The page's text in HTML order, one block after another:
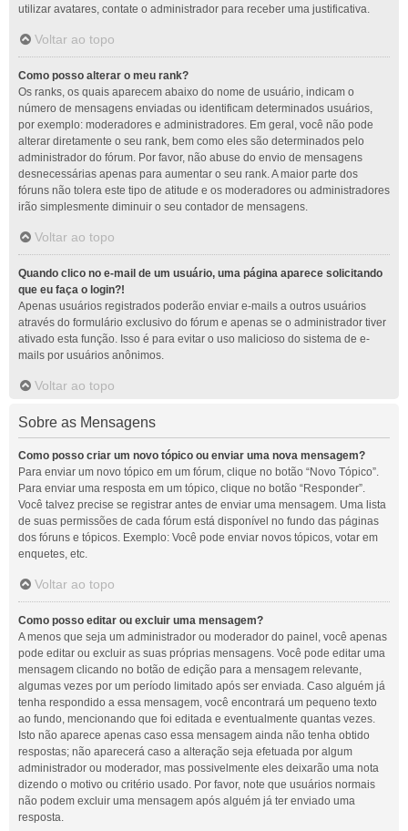
utilizar avatares, contate o administrador para receber uma justificativa.
Voltar ao topo
Como posso alterar o meu rank?
Os ranks, os quais aparecem abaixo do nome de usuário, indicam o
número de mensagens enviadas ou identificam determinados usuários,
por exemplo: moderadores e administradores. Em geral, você não pode
alterar diretamente o seu rank, bem como eles são determinados pelo
administrador do fórum. Por favor, não abuse do envio de mensagens
desnecessárias apenas para aumentar o seu rank. A maior parte dos
fóruns não tolera este tipo de atitude e os moderadores ou administradores
irão simplesmente diminuir o seu contador de mensagens.
Voltar ao topo
Quando clico no e-mail de um usuário, uma página aparece solicitando
que eu faça o login?!
Apenas usuários registrados poderão enviar e-mails a outros usuários
através do formulário exclusivo do fórum e apenas se o administrador tiver
ativado esta função. Isso é para evitar o uso malicioso do sistema de e-
mails por usuários anônimos.
Voltar ao topo
Sobre as Mensagens
Como posso criar um novo tópico ou enviar uma nova mensagem?
Para enviar um novo tópico em um fórum, clique no botão “Novo Tópico”.
Para enviar uma resposta em um tópico, clique no botão “Responder”.
Você talvez precise se registrar antes de enviar uma mensagem. Uma lista
de suas permissões de cada fórum está disponível no fundo das páginas
dos fóruns e tópicos. Exemplo: Você pode enviar novos tópicos, votar em
enquetes, etc.
Voltar ao topo
Como posso editar ou excluir uma mensagem?
A menos que seja um administrador ou moderador do painel, você apenas
pode editar ou excluir as suas próprias mensagens. Você pode editar uma
mensagem clicando no botão de edição para a mensagem relevante,
algumas vezes por um período limitado após ser enviada. Caso alguém já
tenha respondido a essa mensagem, você encontrará um pequeno texto
ao fundo, mencionando que foi editada e eventualmente quantas vezes.
Isto não aparece apenas caso essa mensagem ainda não tenha obtido
respostas; não aparecerá caso a alteração seja efetuada por algum
administrador ou moderador, mas possivelmente eles deixarão uma nota
dizendo o motivo ou critério usado. Por favor, note que usuários normais
não podem excluir uma mensagem após alguém já ter enviado uma
resposta.